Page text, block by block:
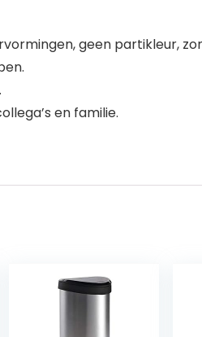
geen partikleur,
en familie.